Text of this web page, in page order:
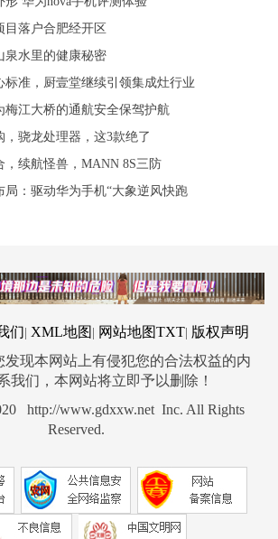
目落户合肥经开区
泉水里的健康秘密
标准，厨壹堂继续引领集成灶行业
梅江大桥的通航安全保驾护航
，骁龙处理器，这3款绝了
，续航怪兽，MANN 8S三防
局：驱动华为手机“大象逆风快跑
们| XML地图 | 网站地图TXT| 版权声明
发现本网站上有侵犯您的合法权益的内
我们，本网站将立即予以删除！
http://www.gdxxw.net Inc. All Rights
Reserved.